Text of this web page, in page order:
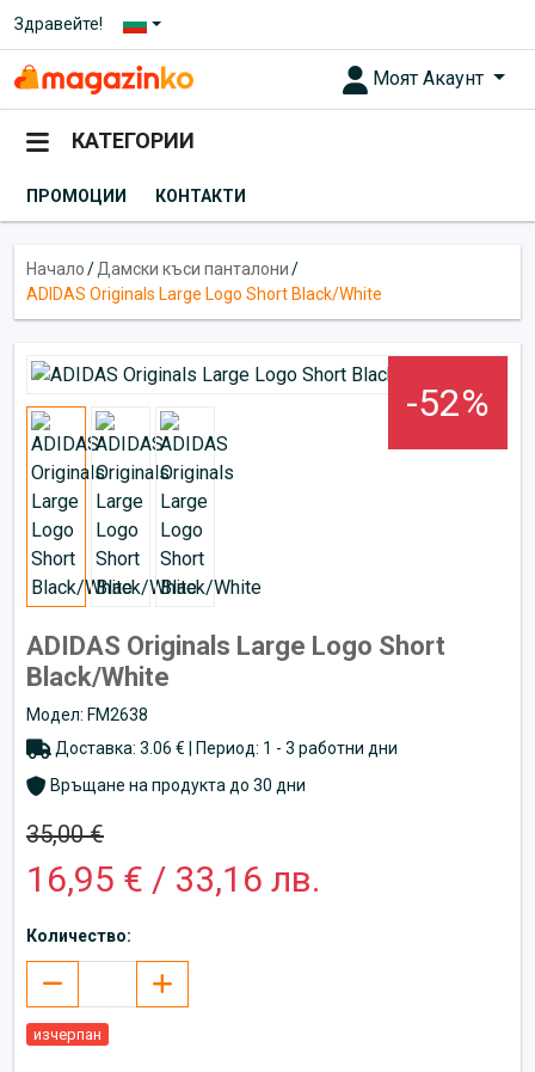
Здравейте!
Моят Акаунт
КАТЕГОРИИ
ПРОМОЦИИ КОНТАКТИ
Начало/Дамски къси панталони/
ADIDAS Originals Large Logo Short Black/White
-52%
ADIDAS Originals Large Logo Short
Black/White
Модел: FM2638
Доставка: 3.06 € | Период: 1 - 3 работни дни
Връщане на продукта до 30 дни
35,00 €
16,95 € / 33,16 лв.
Количество:
изчерпан